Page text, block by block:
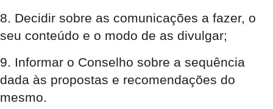
8. Decidir sobre as comunicações a fazer, o
seu conteúdo e o modo de as divulgar;
9. Informar o Conselho sobre a sequência
dada às propostas e recomendações do
mesmo.